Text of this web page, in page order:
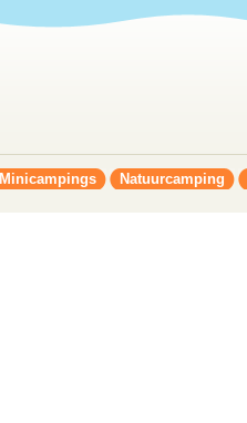
Minicampings Natuurcamping